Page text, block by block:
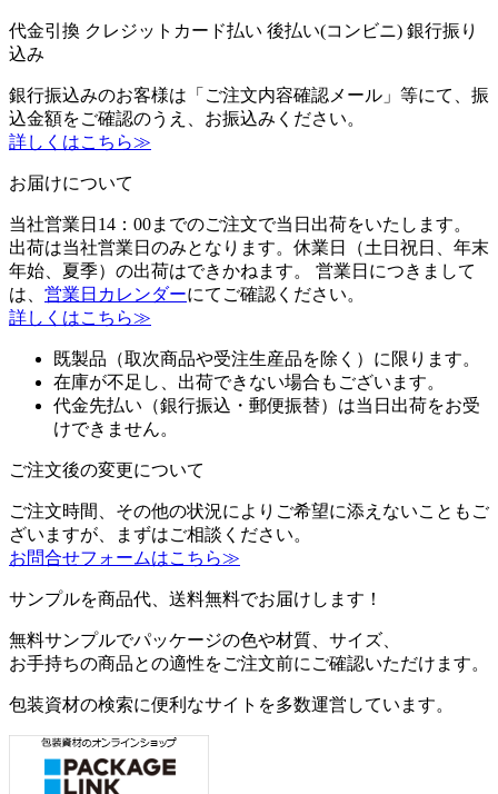
代金引換 クレジットカード払い 後払い(コンビニ) 銀行振り
込み
銀行振込みのお客様は「ご注文内容確認メール」等にて、振
込金額をご確認のうえ、お振込みください。
詳しくはこちら≫
お届けについて
当社営業日14：00までのご注文で当日出荷をいたします。
出荷は当社営業日のみとなります。休業日（土日祝日、年末
年始、夏季）の出荷はできかねます。 営業日につきまして
は、 営業日カレンダーにてご確認ください。
詳しくはこちら≫
既製品（取次商品や受注生産品を除く）に限ります。
在庫が不足し、出荷できない場合もございます。
代金先払い（銀行振込・郵便振替）は当日出荷をお受
けできません。
ご注文後の変更について
ご注文時間、その他の状況によりご希望に添えないこともご
ざいますが、まずはご相談ください。
お問合せフォームはこちら≫
サンプルを商品代、送料無料でお届けします！
無料サンプルでパッケージの色や材質、サイズ、
お手持ちの商品との適性をご注文前にご確認いただけます。
包装資材の検索に便利なサイトを多数運営しています。